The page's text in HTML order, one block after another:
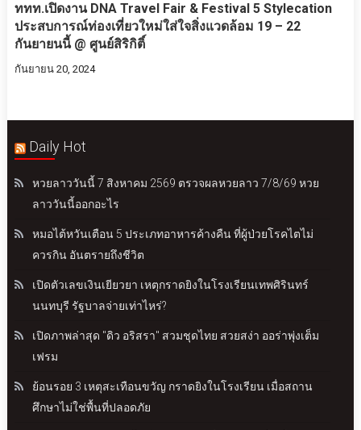
ททท.เปิดงาน DNA Travel Fair & Festival 5 Stylecation
ประสบการณ์ท่องเที่ยวใหม่ใส่ใจสิ่งแวดล้อม 19 – 22
กันยายนนี้ @ ศูนย์สิริกิติ์
กันยายน 20, 2024
Daily Hot
หวยลาววันนี้ 7 สิงหาคม 2569 ตรวจผลหวยลาว 7/8/69 หวย
ลาววันนี้ออกอะไร
หมอไต้หวันเตือน 5 ประเภทอาหารค้างคืน ที่ผู้ป่วยโรคไตไม่
ควรกิน อันตรายถึงชีวิต
เปิดตัวเลขเงินเยียวยา เหตุกราดยิงในโรงเรียนเทพศิรินทร์
นนทบุรี รัฐบาลจ่ายเท่าไหร่?
เปิดภาพล่าสุด "ดิว อริสรา" สวมชุดไทย สวยสง่า ออร่าพุ่งเต็ม
เฟรม
ย้อนรอย 3 เหตุสะเทือนขวัญ กราดยิงในโรงเรียน เมื่อสถาน
ศึกษาไม่ใช่พื้นที่ปลอดภัย